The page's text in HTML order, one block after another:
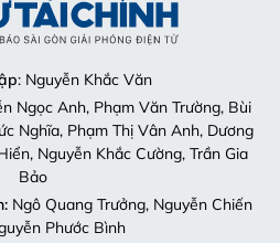
: Nguyễn Khắc Văn
Ngọc Anh, Phạm Văn Trường, Bùi
Nghĩa, Phạm Thị Vân Anh, Dương
Nguyễn Khắc Cường, Trần Gia
Bảo
Ngô Quang Trưởng, Nguyễn Chiến
Phước Bình